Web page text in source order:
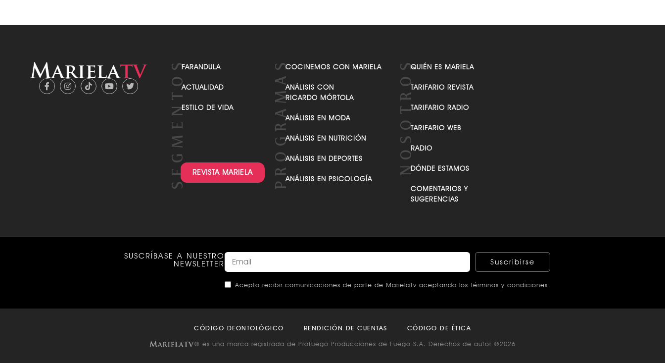
FARANDULA
ACTUALIDAD
ESTILO DE VIDA
REVISTA MARIELA
COCINEMOS CON MARIELA
ANÁLISIS CON
RICARDO MÓRTOLA
ANÁLISIS EN MODA
ANÁLISIS EN NUTRICIÓN
ANÁLISIS EN DEPORTES
ANÁLISIS EN PSICOLOGÍA
QUIÉN ES MARIELA
TARIFARIO REVISTA
TARIFARIO RADIO
TARIFARIO WEB
RADIO
DÓNDE ESTAMOS
COMENTARIOS Y
SUGERENCIAS
SUSCRÍBASE A NUESTRO
NEWSLETTER
Suscribirse
Acepto recibir comunicaciones de parte de MarielaTv aceptando los términos y condiciones
This
should
be left
CÓDIGO DEONTOLÓGICO RENDICIÓN DE CUENTAS
CÓDIGO DE ÉTICA
® es una marca registrada de Profuego Producciones de Fuego S.A. Derechos de autor ®2026